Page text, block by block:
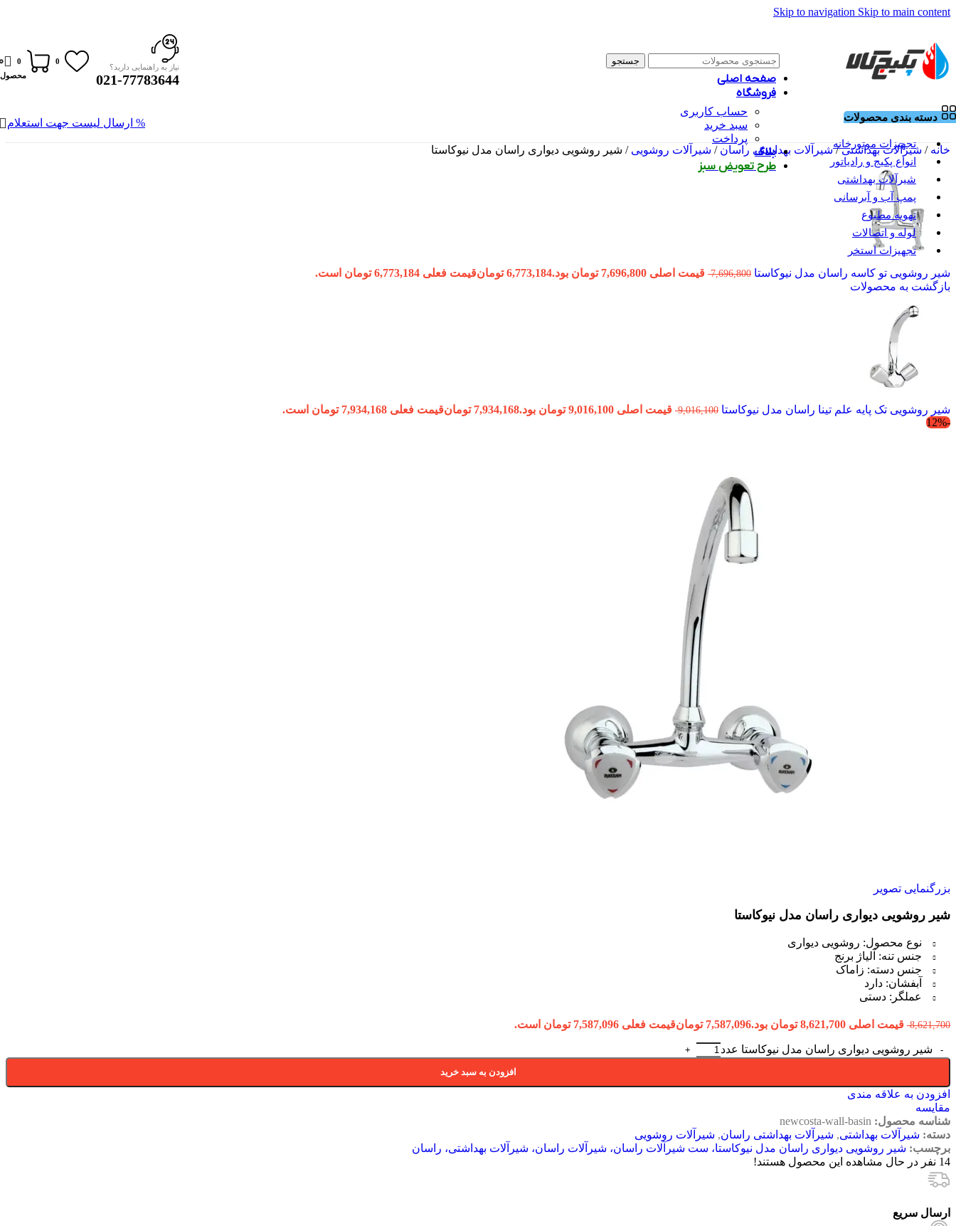
Skip to navigation Skip to main content
جستجو
نیاز به راهنمایی دارید؟
021-77783644
0
0
محصول
دسته بندی محصولات
تجهیزات موتورخانه
انواع پکیج و رادیاتور
شیرآلات بهداشتی
پمپ آب و آبرسانی
تهویه مطبوع
لوله و اتصالات
تجهیزات استخر
صفحه اصلی
فروشگاه
حساب کاربری
سبد خرید
پرداخت
بلاگ
طرح تعویض سبز
% ارسال لیست جهت استعلام
خانه/ شیرآلات بهداشتی/ شیرآلات بهداشتی راسان/ شیرآلات روشویی/ شیر روشویی دیواری راسان مدل نیوکاستا
شیر روشویی تو کاسه راسان مدل نیوکاستا 7,696,800 قیمت اصلی 7,696,800 تومان بود. 6,773,184 تومانقیمت فعلی 6,773,184 تومان است.
بازگشت به محصولات
شیر روشویی تک پایه علم تینا راسان مدل نیوکاستا 9,016,100 قیمت اصلی 9,016,100 تومان بود. 7,934,168 تومانقیمت فعلی 7,934,168 تومان است.
-12%
بزرگنمایی تصویر
شیر روشویی دیواری راسان مدل نیوکاستا
نوع محصول: روشویی دیواری
جنس تنه: آلیاژ برنج
جنس دسته: زاماک
آبفشان: دارد
عملگر: دستی
8,621,700 قیمت اصلی 8,621,700 تومان بود. 7,587,096 تومانقیمت فعلی 7,587,096 تومان است.
شیر روشویی دیواری راسان مدل نیوکاستا عدد
افزودن به سبد خرید
افزودن به علاقه مندی
مقایسه
شناسه محصول: newcosta-wall-basin
دسته: شیرآلات بهداشتی, شیرآلات بهداشتی راسان, شیرآلات روشویی
برچسب: شیر روشویی دیواری راسان مدل نیوکاستا، ست شیرآلات راسان، شیرآلات راسان، شیرآلات بهداشتی، راسان
14 نفر در حال مشاهده این محصول هستند!
ارسال سریع